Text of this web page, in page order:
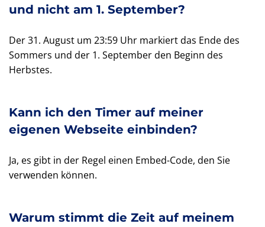
und nicht am 1. September?
Der 31. August um 23:59 Uhr markiert das Ende des
Sommers und der 1. September den Beginn des
Herbstes.
Kann ich den Timer auf meiner
eigenen Webseite einbinden?
Ja, es gibt in der Regel einen Embed-Code, den Sie
verwenden können.
Warum stimmt die Zeit auf meinem